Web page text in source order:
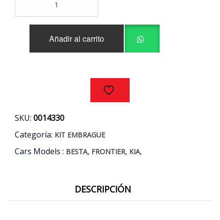
era:
$120.000.$97.990.
SECO
cantidad
Añadir al carrito
SKU: 0014330
Categoría: KIT EMBRAGUE
Cars Models : BESTA, FRONTIER, KIA,
DESCRIPCIÓN